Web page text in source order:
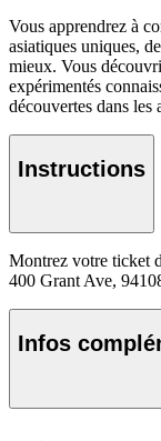
Vous apprendrez à
asiatiques uniques,
mieux. Vous
expérimentés
découvertes dans les
Instructions
Montrez votre ticket
400 Grant Ave,
Infos